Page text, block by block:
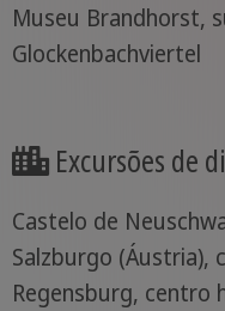
Museu Brandhorst,
Glockenbachviertel
Excursões de
Castelo de
Salzburgo (Áustria),
Regensburg, centro